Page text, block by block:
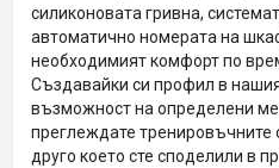
силиконовата гривна,
автоматично номерата на
необходимият комфорт по
Създавайки си профил в
възможност на определени
преглеждате тренировъчните
друго което сте споделили в